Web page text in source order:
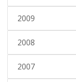
2009
2008
2007